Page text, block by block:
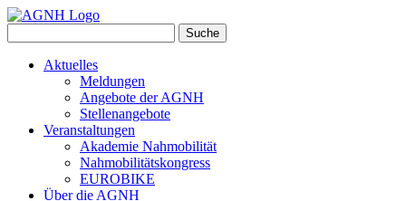
Suche
Aktuelles
Meldungen
Angebote der AGNH
Stellenangebote
Veranstaltungen
Akademie Nahmobilität
Nahmobilitätskongress
EUROBIKE
Über die AGNH